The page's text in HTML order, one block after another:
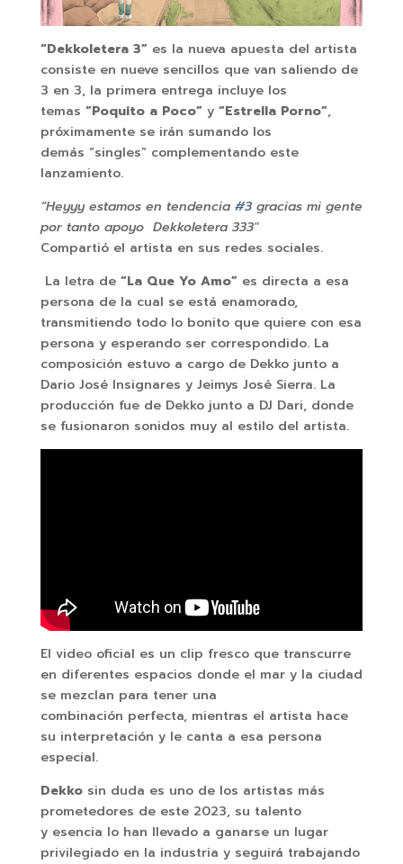
“Dekkoletera 3”es la nueva apuesta del artista
consiste en nueve sencillos que van saliendo de
3 en 3, la primera entrega incluye los
temas “Poquito a Poco”y “Estrella Porno”,
próximamente se irán sumando los
demás “singles” complementando este
lanzamiento.
“Heyyy estamos en tendencia #3gracias mi gente
por tanto apoyo Dekkoletera 333″
Compartió el artista en sus redes sociales.
La letra de “La Que Yo Amo”es directa a esa
persona de la cual se está enamorado,
transmitiendo todo lo bonito que quiere con esa
persona y esperando ser correspondido. La
composición estuvo a cargo de Dekko junto a
Dario José Insignares y Jeimys José Sierra. La
producción fue de Dekko junto a DJ Dari, donde
se fusionaron sonidos muy al estilo del artista.
El video oficial es un clip fresco que transcurre
en diferentes espacios donde el mar y la ciudad
se mezclan para tener una
combinación perfecta, mientras el artista hace
su interpretación y le canta a esa persona
especial.
Dekko sin duda es uno de los artistas más
prometedores de este 2023, su talento
y esencia lo han llevado a ganarse un lugar
privilegiado en la industria y seguirá trabajando